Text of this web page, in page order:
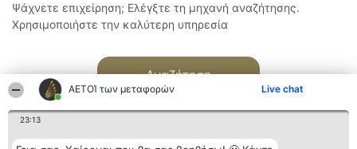
ΑΕΤΟΊ των μεταφορών Live chat
23:13
Ψάχνετε επιχείρηση; Ελέγξτε τη μηχανή αναζήτησης.
Χρησιμοποιήστε την καλύτερη υπηρεσία
Αναζήτηση